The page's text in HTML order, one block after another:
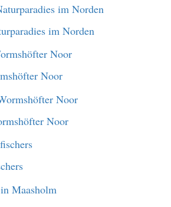
im Norden
Noor
Noor